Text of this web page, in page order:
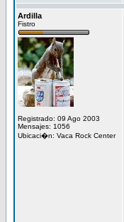
Ardilla
Fistro
Registrado: 09 Ago 2003
Mensajes: 1056
Ubicaci�n: Vaca Rock Center